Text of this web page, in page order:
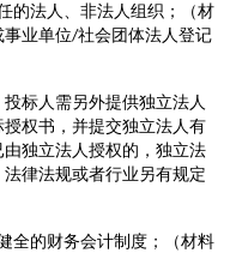
的法人、非法人组织 ； （材
事业单位/社会团体法人登记
投标 人需另外提供独立法人
权书，并提交独立法人有
独立法人授权的，独立法
律法规或者行业另有规定
全的财务会计制度 ； （材料